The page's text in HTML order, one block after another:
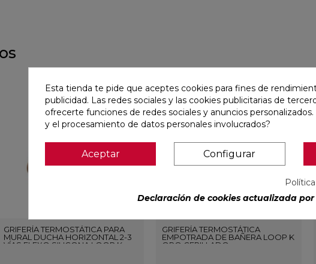
GRIFERÍA TERMOSTÁTICA PARA
MURAL DUCHA HORIZONTAL 2-3
VÍAS FLEXO SILICONA LOOP K
favorite
GRIFERÍA TERMOSTÁTICA
EMPOTRADA DE BAÑERA LOOP K
ORO CEPILLADO
favorite
Esta tienda te pide que aceptes cookies para fines de
publicidad. Las redes sociales y las cookies publicitarias de
ofrecerte funciones de redes sociales y anuncios
y el procesamiento de datos personales involucrados?
Aceptar Configurar
Declaración de cookies actualizada